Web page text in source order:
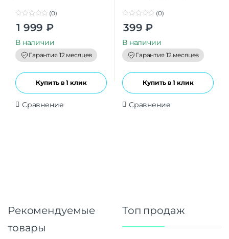
t
o
f
5
(0)
1 999 ₽
В наличии
Гарантия 12 месяцев
Купить в 1 клик
Сравнение
o
t
o
f
5
(0)
399 ₽
В наличии
Гарантия 12 месяцев
Купить в 1 клик
Сравнение
Рекомендуемые
товары
Топ продаж